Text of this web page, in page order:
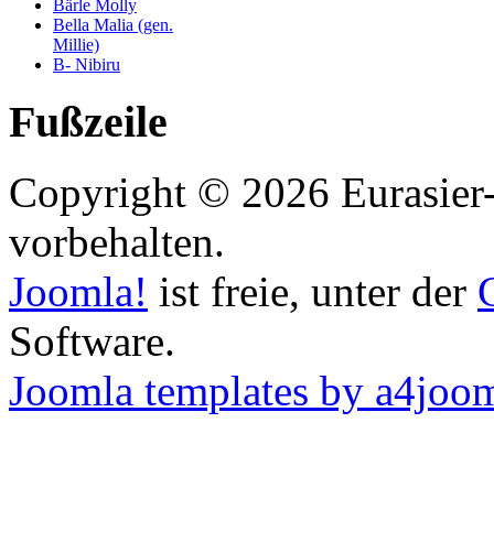
Bärle Molly
Bella Malia (gen.
Millie)
B- Nibiru
Fußzeile
Copyright © 2026
vorbehalten.
Joomla! ist freie, unter der
Software.
Joomla templates by